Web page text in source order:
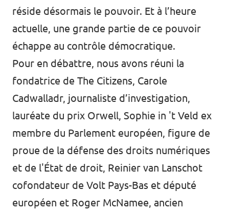
réside désormais le pouvoir. Et à l’heure
actuelle, une grande partie de ce pouvoir
échappe au contrôle démocratique.
Pour en débattre, nous avons réuni la
fondatrice de The Citizens, Carole
Cadwalladr, journaliste d’investigation,
lauréate du prix Orwell, Sophie in 't Veld ex
membre du Parlement européen, figure de
proue de la défense des droits numériques
et de l'État de droit, Reinier van Lanschot
cofondateur de Volt Pays-Bas et député
européen et Roger McNamee, ancien